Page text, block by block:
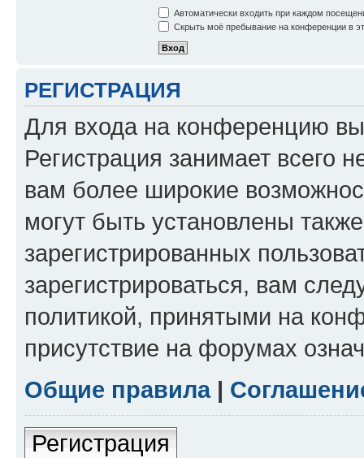
Автоматически входить при каждом
Скрыть моё пребывание на конференции в
РЕГИСТРАЦИЯ
Для входа на конференцию
Регистрация занимает всего
вам более широкие
могут быть установлены
зарегистрированных
зарегистрироваться, вам
политикой, принятыми на
присутствие на форумах
Общие правила|
Регистрация